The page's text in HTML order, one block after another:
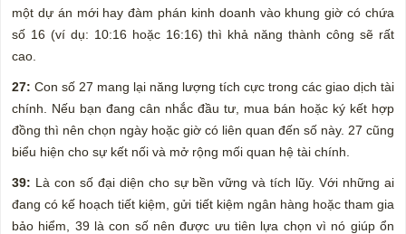
một dự án mới hay đàm phán kinh doanh vào khung giờ có chứa
số 16 (ví dụ: 10:16 hoặc 16:16) thì khả năng thành công sẽ rất
cao.
27: Con số 27 mang lại năng lượng tích cực trong các giao dịch tài
chính. Nếu bạn đang cân nhắc đầu tư, mua bán hoặc ký kết hợp
đồng thì nên chọn ngày hoặc giờ có liên quan đến số này. 27 cũng
biểu hiện cho sự kết nối và mở rộng mối quan hệ tài chính.
39: Là con số đại diện cho sự bền vững và tích lũy. Với những ai
đang có kế hoạch tiết kiệm, gửi tiết kiệm ngân hàng hoặc tham gia
bảo hiểm, 39 là con số nên được ưu tiên lựa chọn vì nó giúp ổn